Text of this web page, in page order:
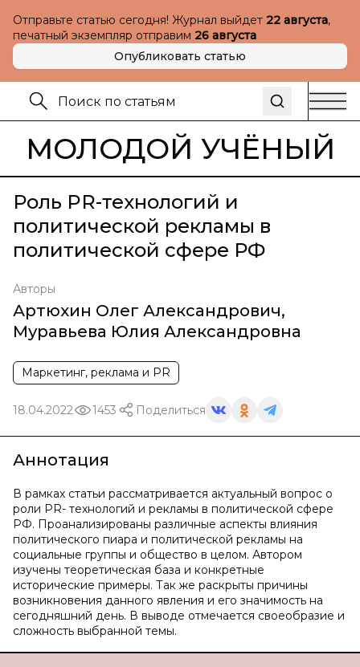
Отправьте статью сегодня! Журнал выйдет 22 августа,
печатный экземпляр отправим 26 августа
Опубликовать статью
МОЛОДОЙ УЧЁНЫЙ
Роль PR-технологий и
политической рекламы в
политической сфере РФ
Авторы
Артюхин Олег Александрович,
Муравьева Юлия Александровна
Маркетинг, реклама и PR
18.04.2022 1453 Поделиться
Аннотация
В рамках статьи рассматривается актуальный вопрос о
роли PR- технологий и рекламы в политической сфере
РФ. Проанализированы различные аспекты влияния
политического пиара и политической рекламы на
социальные группы и общество в целом. Автором
изучены теоретическая база и конкретные
исторические примеры. Так же раскрыты причины
возникновения данного явления и его значимость на
сегодняшний день. В выводе отмечается своеобразие и
сложность выбранной темы.